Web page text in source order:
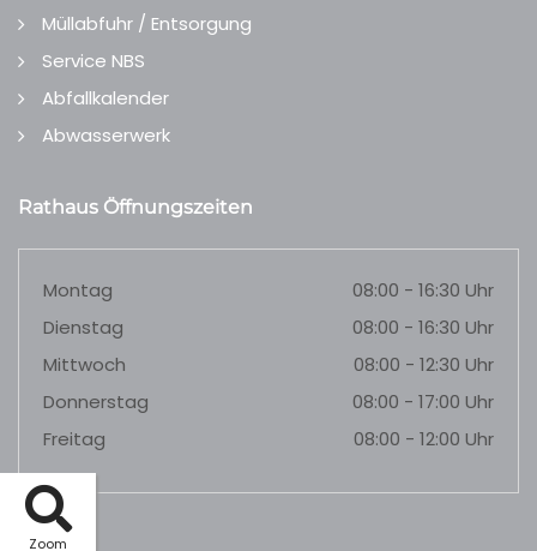
Zoom
Müllabfuhr / Entsorgung
Service NBS
Abfallkalender
Abwasserwerk
Rathaus Öffnungszeiten
Montag
08:00 - 16:30 Uhr
Dienstag
08:00 - 16:30 Uhr
Mittwoch
08:00 - 12:30 Uhr
Donnerstag
08:00 - 17:00 Uhr
Freitag
08:00 - 12:00 Uhr